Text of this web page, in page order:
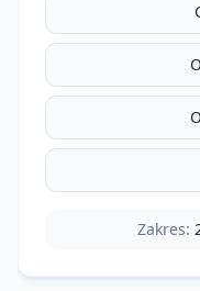
Zakres: